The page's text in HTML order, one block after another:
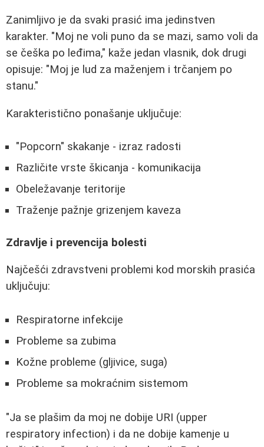
Zanimljivo je da svaki prasić ima jedinstven
karakter. "Moj ne voli puno da se mazi, samo voli da
se češka po leđima," kaže jedan vlasnik, dok drugi
opisuje: "Moj je lud za maženjem i trčanjem po
stanu."
Karakteristično ponašanje uključuje:
"Popcorn" skakanje - izraz radosti
Različite vrste škicanja - komunikacija
Obeležavanje teritorije
Traženje pažnje grizenjem kaveza
Zdravlje i prevencija bolesti
Najčešći zdravstveni problemi kod morskih prasića
uključuju:
Respiratorne infekcije
Probleme sa zubima
Kožne probleme (gljivice, suga)
Probleme sa mokraćnim sistemom
"Ja se plašim da moj ne dobije URI (upper
respiratory infection) i da ne dobije kamenje u